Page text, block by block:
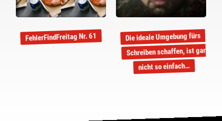
FehlerFindFreitag Nr. 61 Die ideale Umgebung fürs
Schreiben schaffen, ist gar
nicht so einfach…